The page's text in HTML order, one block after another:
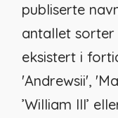
publiserte
antallet
eksistert i
'Andrewsii',
’William III’